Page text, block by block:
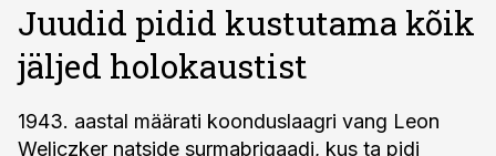
Juudid pidid kustutama kõik
jäljed holokaustist
1943. aastal määrati koonduslaagri vang Leon
Weliczker natside surmabrigaadi, kus ta pidi